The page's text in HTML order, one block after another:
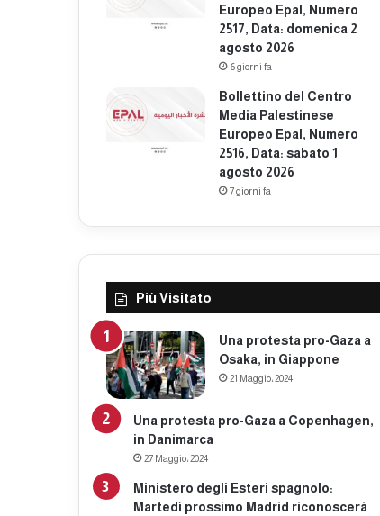
Europeo Epal, Numero
2517, Data: domenica 2
agosto 2026
6 giorni fa
Bollettino del Centro
Media Palestinese
Europeo Epal, Numero
2516, Data: sabato 1
agosto 2026
7 giorni fa
Più Visitato
Una protesta pro-Gaza a
Osaka, in Giappone
21 Maggio، 2024
Una protesta pro-Gaza a Copenhagen,
in Danimarca
27 Maggio، 2024
Ministero degli Esteri spagnolo:
Martedì prossimo Madrid riconoscerà